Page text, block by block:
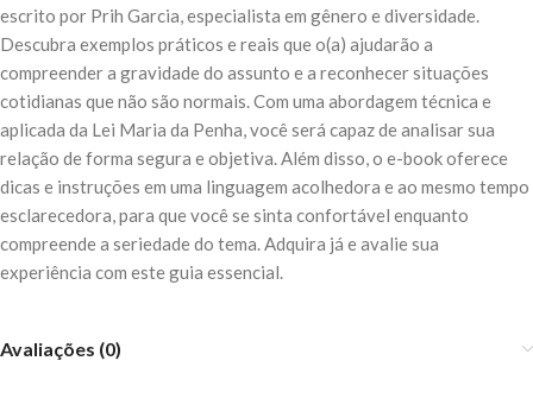
escrito por Prih Garcia, especialista em gênero e diversidade.
Descubra exemplos práticos e reais que o(a) ajudarão a
compreender a gravidade do assunto e a reconhecer situações
cotidianas que não são normais. Com uma abordagem técnica e
aplicada da Lei Maria da Penha, você será capaz de analisar sua
relação de forma segura e objetiva. Além disso, o e-book oferece
dicas e instruções em uma linguagem acolhedora e ao mesmo tempo
esclarecedora, para que você se sinta confortável enquanto
compreende a seriedade do tema. Adquira já e avalie sua
experiência com este guia essencial.
Avaliações (0)